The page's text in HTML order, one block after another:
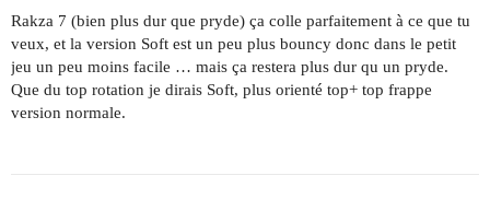
Rakza 7 (bien plus dur que pryde) ça colle parfaitement à ce que tu
veux, et la version Soft est un peu plus bouncy donc dans le petit
jeu un peu moins facile … mais ça restera plus dur qu un pryde.
Que du top rotation je dirais Soft, plus orienté top+ top frappe
version normale.